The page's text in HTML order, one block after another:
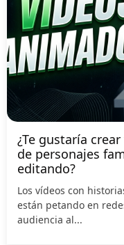
¿Te gustaría
de personajes
editando?
Los vídeos con
están petando en
audiencia al...